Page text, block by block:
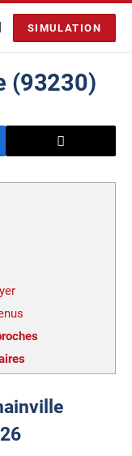
SIMULATION
(93230)